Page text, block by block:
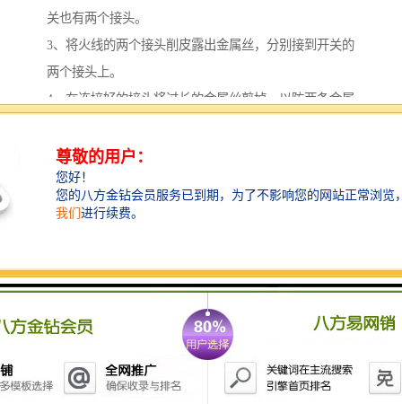
关也有两个接头。
3、将火线的两个接头削皮露出金属丝，分别接到开关的
两个接头上。
4、在连接好的接头将过长的金属丝剪掉，以防两条金属
5、旋开拉线开关的盖子，可以看见那里有一个金属转
轴，它的一端是有洞的。
6、拉线开关的塑料外壳侧面也有一个洞，先将拉线穿过
以了。
7、然后旋好拉线开关的盖子，防止触电。